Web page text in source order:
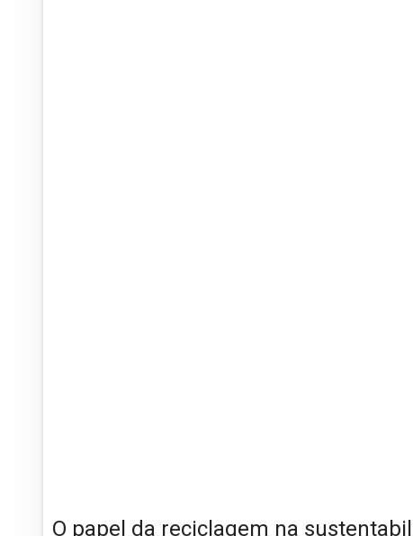
O papel da reciclagem na